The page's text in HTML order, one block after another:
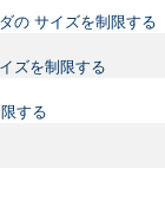
の サイズを制限する
ズを制限する
する